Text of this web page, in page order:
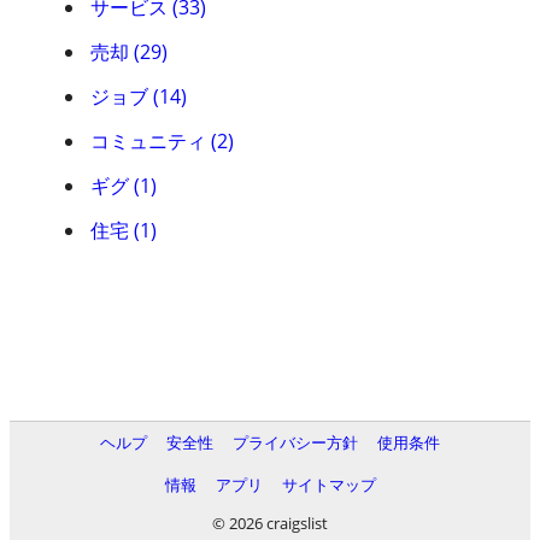
サービス (33)
売却 (29)
ジョブ (14)
コミュニティ (2)
ギグ (1)
住宅 (1)
ヘルプ 安全性 プライバシー方針
使用条件
情報
アプリ
サイトマップ
© 2026 craigslist